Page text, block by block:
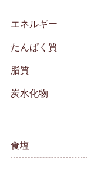
エネルギー
たんぱく質
脂質
炭水化物
食塩